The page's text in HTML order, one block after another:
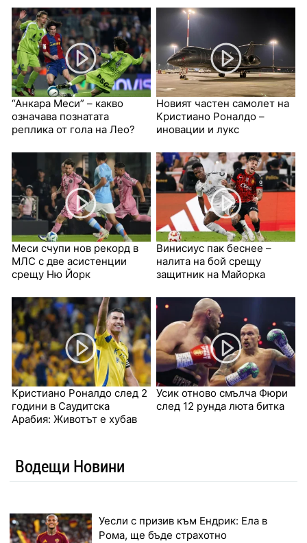
“Анкара Меси” – какво
означава познатата
реплика от гола на Лео?
Новият частен самолет на
Кристиано Роналдо –
иновации и лукс
Меси счупи нов рекорд в
МЛС с две асистенции
срещу Ню Йорк
Винисиус пак беснее –
налита на бой срещу
защитник на Майорка
Кристиано Роналдо след 2
години в Саудитска
Арабия: Животът е хубав
Усик отново смълча Фюри
след 12 рунда люта битка
Водещи Новини
Уесли с призив към Ендрик: Ела в
Рома, ще бъде страхотно